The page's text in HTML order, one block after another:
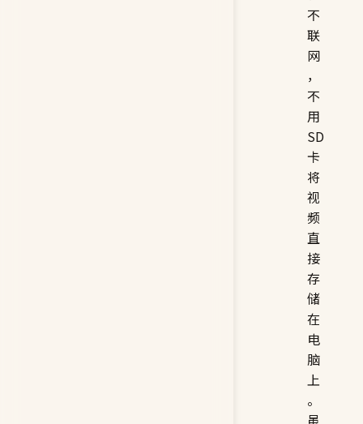
不
联
网
，
不
用
SD
卡
将
视
频
直
接
存
储
在
电
脑
上
。
虽